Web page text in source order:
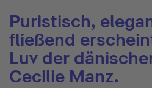
Puristisch,
fließend
Luv der
Cecilie Manz.